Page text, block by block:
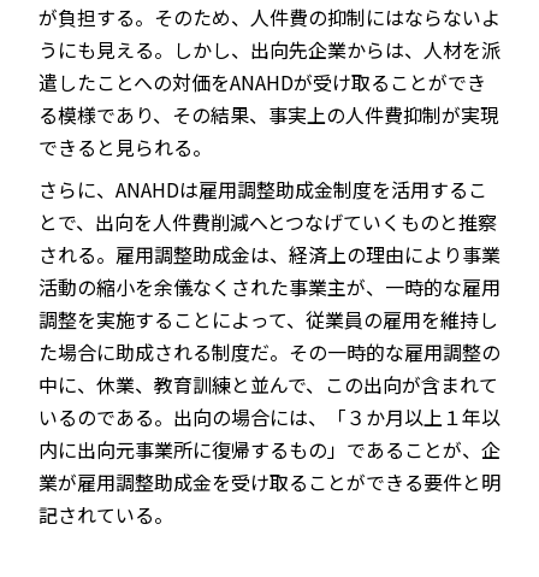
が負担する。そのため、人件費の抑制にはならないよ
うにも見える。しかし、出向先企業からは、人材を派
遣したことへの対価をANAHDが受け取ることができ
る模様であり、その結果、事実上の人件費抑制が実現
できると見られる。
さらに、ANAHDは雇用調整助成金制度を活用するこ
とで、出向を人件費削減へとつなげていくものと推察
される。雇用調整助成金は、経済上の理由により事業
活動の縮小を余儀なくされた事業主が、一時的な雇用
調整を実施することによって、従業員の雇用を維持し
た場合に助成される制度だ。その一時的な雇用調整の
中に、休業、教育訓練と並んで、この出向が含まれて
いるのである。出向の場合には、「３か月以上１年以
内に出向元事業所に復帰するもの」であることが、企
業が雇用調整助成金を受け取ることができる要件と明
記されている。